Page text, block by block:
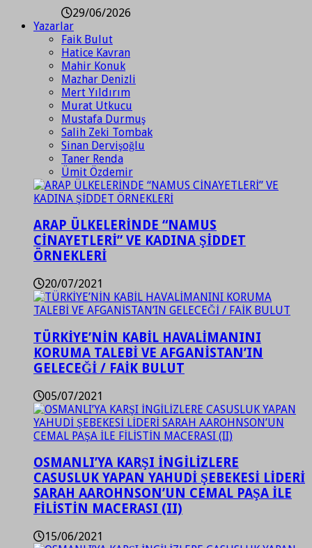
29/06/2026
Yazarlar
Faik Bulut
Hatice Kavran
Mahir Konuk
Mazhar Denizli
Mert Yıldırım
Murat Utkucu
Mustafa Durmuş
Salih Zeki Tombak
Sinan Dervişoğlu
Taner Renda
Ümit Özdemir
ARAP ÜLKELERİNDE “NAMUS
CİNAYETLERİ” VE KADINA ŞİDDET
ÖRNEKLERİ
20/07/2021
TÜRKİYE’NİN KABİL HAVALİMANINI
KORUMA TALEBİ VE AFGANİSTAN’IN
GELECEĞİ / FAİK BULUT
05/07/2021
OSMANLI’YA KARŞI İNGİLİZLERE
CASUSLUK YAPAN YAHUDİ ŞEBEKESİ LİDERİ
SARAH AAROHNSON’UN CEMAL PAŞA İLE
FİLİSTİN MACERASI (II)
15/06/2021